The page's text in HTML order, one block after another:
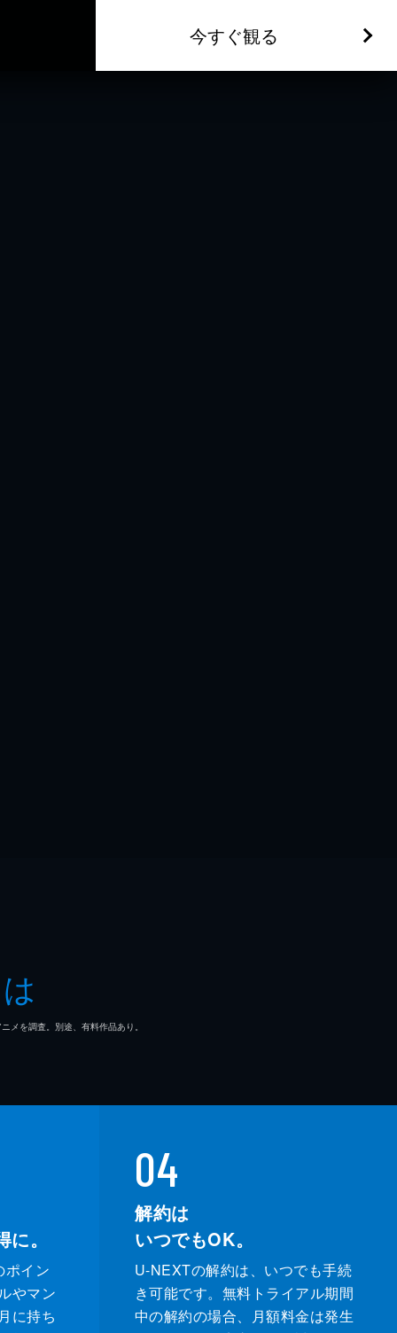
今すぐ観る
を調査。別途、有料作品あり。
。
ポイン
やマン
に持ち
04
解約は
いつでもOK。
U-NEXTの解約は、いつでも手続
き可能です。無料トライアル期間
中の解約の場合、月額料金は発生